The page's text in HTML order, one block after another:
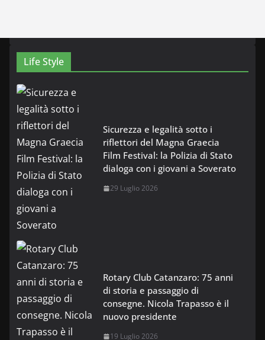
Life Style
Sicurezza e legalità sotto i
riflettori del Magna Graecia
Film Festival: la Polizia di Stato
dialoga con i giovani a Soverato
29 Luglio 2026
Rotary Club Catanzaro: 75 anni
di storia e passaggio di
consegne. Nicola Trapasso è il
nuovo presidente
19 Luglio 2026